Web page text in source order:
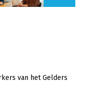
van het Gelders